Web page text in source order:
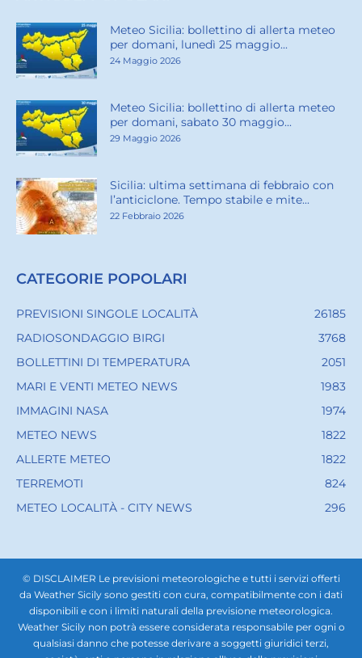
Meteo Sicilia: bollettino di allerta meteo
per domani, lunedì 25 maggio...
24 Maggio 2026
Meteo Sicilia: bollettino di allerta meteo
per domani, sabato 30 maggio...
29 Maggio 2026
Sicilia: ultima settimana di febbraio con
l’anticiclone. Tempo stabile e mite...
22 Febbraio 2026
CATEGORIE POPOLARI
PREVISIONI SINGOLE LOCALITÀ
26185
RADIOSONDAGGIO BIRGI
3768
BOLLETTINI DI TEMPERATURA
2051
MARI E VENTI METEO NEWS
1983
IMMAGINI NASA
1974
METEO NEWS
1822
ALLERTE METEO
1822
TERREMOTI
824
METEO LOCALITÀ - CITY NEWS
296
© DISCLAIMER Le previsioni meteorologiche e tutti i servizi offerti
da Weather Sicily sono gestiti con cura, compatibilmente con i dati
disponibili e con i limiti naturali della previsione meteorologica.
Weather Sicily non potrà essere considerata responsabile per ogni o
qualsiasi danno che potesse derivare a soggetti giuridici terzi,